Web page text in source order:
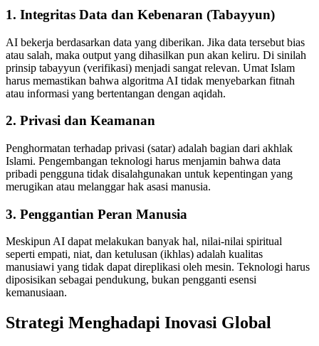
1. Integritas Data dan Kebenaran (Tabayyun)
AI bekerja berdasarkan data yang diberikan. Jika data tersebut bias
atau salah, maka output yang dihasilkan pun akan keliru. Di sinilah
prinsip tabayyun (verifikasi) menjadi sangat relevan. Umat Islam
harus memastikan bahwa algoritma AI tidak menyebarkan fitnah
atau informasi yang bertentangan dengan aqidah.
2. Privasi dan Keamanan
Penghormatan terhadap privasi (satar) adalah bagian dari akhlak
Islami. Pengembangan teknologi harus menjamin bahwa data
pribadi pengguna tidak disalahgunakan untuk kepentingan yang
merugikan atau melanggar hak asasi manusia.
3. Penggantian Peran Manusia
Meskipun AI dapat melakukan banyak hal, nilai-nilai spiritual
seperti empati, niat, dan ketulusan (ikhlas) adalah kualitas
manusiawi yang tidak dapat direplikasi oleh mesin. Teknologi harus
diposisikan sebagai pendukung, bukan pengganti esensi
kemanusiaan.
Strategi Menghadapi Inovasi Global